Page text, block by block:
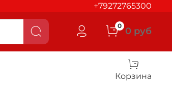
+79272765300
0 0 руб
Корзина